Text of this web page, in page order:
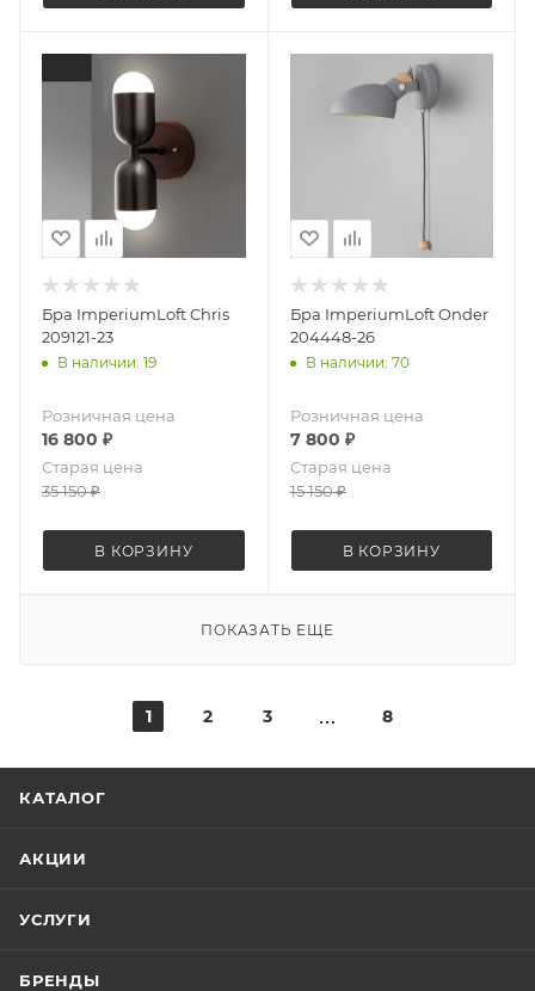
Бра ImperiumLoft Chris
209121-23
В наличии: 19
Розничная цена
16 800 ₽
Старая цена
35 150₽
В КОРЗИНУ
Бра ImperiumLoft Onder
204448-26
В наличии: 70
Розничная цена
7 800 ₽
Старая цена
15 150₽
В КОРЗИНУ
ПОКАЗАТЬ ЕЩЕ
1 2 3 8
КАТАЛОГ
АКЦИИ
УСЛУГИ
БРЕНДЫ